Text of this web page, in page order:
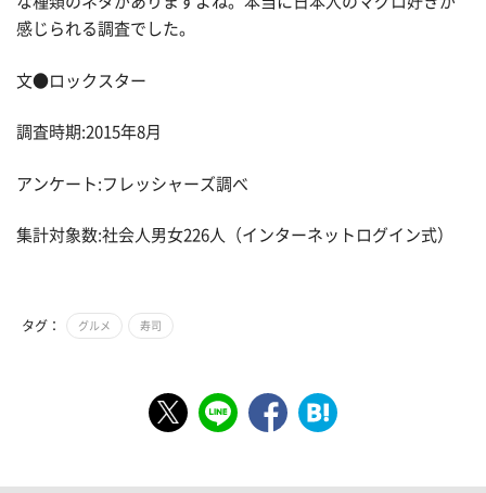
感じられる調査でした。
文●ロックスター
調査時期:2015年8月
アンケート:フレッシャーズ調べ
集計対象数:社会人男女226人（インターネットログイン式）
タグ： グルメ 寿司